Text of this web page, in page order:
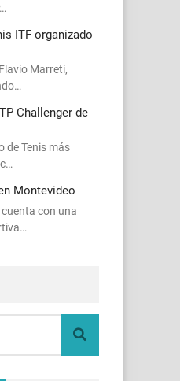
ITF organizado
Marreti,
Challenger de
de Tenis más
Montevideo
con una